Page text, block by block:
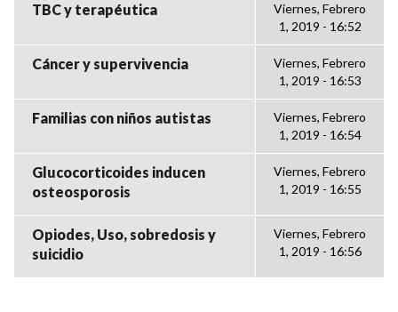
TBC y terapéutica
Viernes, Febrero
1, 2019 - 16:52
Cáncer y supervivencia
Viernes, Febrero
1, 2019 - 16:53
Familias con niños autistas
Viernes, Febrero
1, 2019 - 16:54
Glucocorticoides inducen
osteosporosis
Viernes, Febrero
1, 2019 - 16:55
Opiodes, Uso, sobredosis y
suicidio
Viernes, Febrero
1, 2019 - 16:56